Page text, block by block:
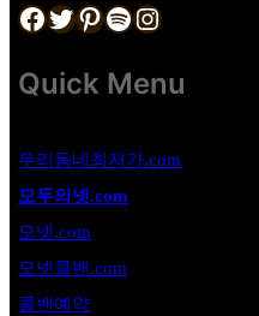
Facebook Twitter Pinterest Spotify Instagram
Quick Menu
우리동네최저가.com
모두의넷.com
모넷.com
모넷콜밴.com
콜밴예약